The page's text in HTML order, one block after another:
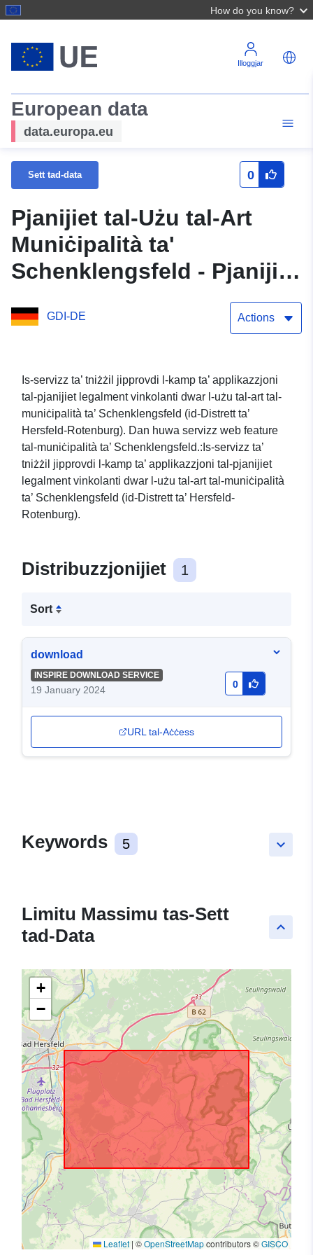
How do you know?
Illoggjar
European data
data.europa.eu
Sett tad-data 0
Pjanijiet tal-Użu tal-Art
Muniċipalità ta'
Schenklengsfeld - Pjanijiet
tal-Użu tal-Art Muniċipalità
ta' Schenklengsfeld - OGC
GDI-DE Actions
Is-servizz ta’ tniżżil jipprovdi l-kamp ta’ applikazzjoni
tal-pjanijiet legalment vinkolanti dwar l-użu tal-art tal-
muniċipalità ta’ Schenklengsfeld (id-Distrett ta’
Hersfeld-Rotenburg). Dan huwa servizz web feature
tal-muniċipalità ta’ Schenklengsfeld.:Is-servizz ta’
tniżżil jipprovdi l-kamp ta’ applikazzjoni tal-pjanijiet
legalment vinkolanti dwar l-użu tal-art tal-muniċipalità
ta’ Schenklengsfeld (id-Distrett ta’ Hersfeld-
Rotenburg).
Distribuzzjonijiet 1
Sort
download
INSPIRE DOWNLOAD SERVICE
19 January 2024 0
URL tal-Aċċess
keyboard_arrow_down
Keywords 5
keyboard_arrow_up
Limitu Massimu tas-Sett
tad-Data
+
−
Leaflet | ©OpenStreetMapcontributors ©GISCO